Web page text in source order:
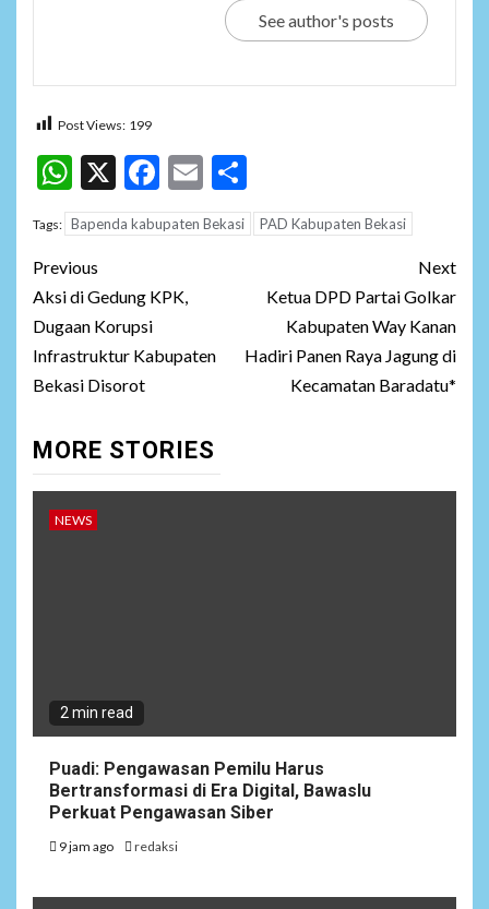
See author's posts
Post Views: 199
WhatsApp
X Facebook
Email
Tags: Bapenda kabupaten Bekasi PAD Kabupaten Bekasi
Post
navigation
Previous
Aksi di Gedung KPK,
Dugaan Korupsi
Infrastruktur Kabupaten
Bekasi Disorot
Next
Ketua DPD Partai Golkar
Kabupaten Way Kanan
Hadiri Panen Raya Jagung di
Kecamatan Baradatu*
MORE STORIES
NEWS
2 min read
Puadi: Pengawasan Pemilu Harus
Bertransformasi di Era Digital, Bawaslu
Perkuat Pengawasan Siber
9 jam ago redaksi